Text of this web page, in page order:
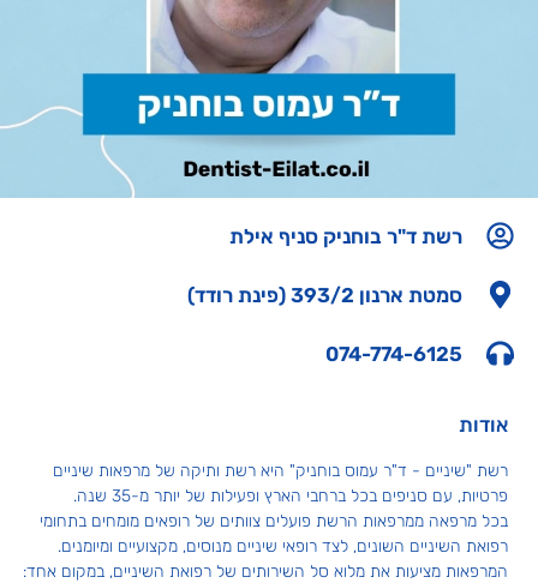
רשת ד"ר בוחניק סניף אילת
סמטת ארנון 393/2 (פינת רודד)
074-774-6125
אודות
רשת "שיניים - ד"ר עמוס בוחניק" היא רשת ותיקה של מרפאות שיניים
פרטיות, עם סניפים בכל ברחבי הארץ ופעילות של יותר מ-35 שנה.
בכל מרפאה ממרפאות הרשת פועלים צוותים של רופאים מומחים בתחומי
רפואת השיניים השונים, לצד רופאי שיניים מנוסים, מקצועיים ומיומנים.
המרפאות מציעות את מלוא סל השירותים של רפואת השיניים, במקום אחד: